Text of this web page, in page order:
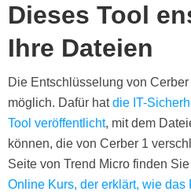
Dieses Tool
Ihre Dateien
Die Entschlüsselung von
möglich. Dafür hatdie IT-
Tool veröffentlicht, mit dem
können, die von Cerber 1
Seite von Trend Micro finden Sie
Online Kurs, der erklärt, wie das